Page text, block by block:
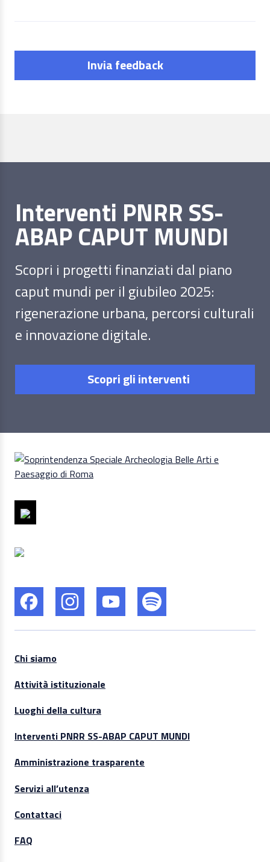
Invia feedback
Interventi PNRR SS-
ABAP CAPUT MUNDI
Scopri i progetti finanziati dal piano
caput mundi per il giubileo 2025:
rigenerazione urbana, percorsi culturali
e innovazione digitale.
Scopri gli interventi
Chi siamo
Attività istituzionale
Luoghi della cultura
Interventi PNRR SS-ABAP CAPUT MUNDI
Amministrazione trasparente
Servizi all’utenza
Contattaci
FAQ